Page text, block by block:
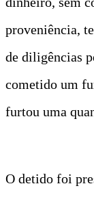
proveniência,
de diligências
cometido um
furtou uma
O detido foi